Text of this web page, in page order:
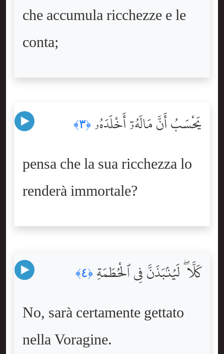
che accumula ricchezze e le
conta;
يَحْسَبُ أَنَّ مَالَهُۥٓ أَخْلَدَهُۥ ﴿٣﴾
pensa che la sua ricchezza lo
renderà immortale?
كَلَّا ۖ لَيُنۢبَذَنَّ فِى ٱلْحُطَمَةِ ﴿٤﴾
No, sarà certamente gettato
nella Voragine.